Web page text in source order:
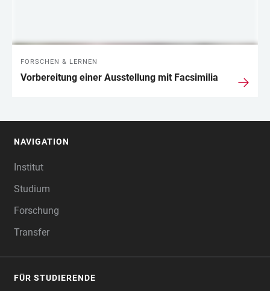
FORSCHEN & LERNEN
Vorbereitung einer Ausstellung mit Facsimilia
NAVIGATION
Institut
Studium
Forschung
Transfer
FÜR STUDIERENDE